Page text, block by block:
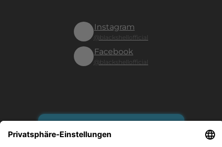
Instagram
@blackshellofficial
Facebook
@blackshellofficial
Es gilt unsere Datenschutzerklärung